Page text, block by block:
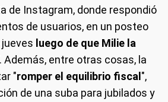
de Instagram, donde respondió
de usuarios, en un posteo
luego de que Milie la
. Además, entre otras cosas, la
"romper el equilibrio fiscal",
de una suba para jubilados y